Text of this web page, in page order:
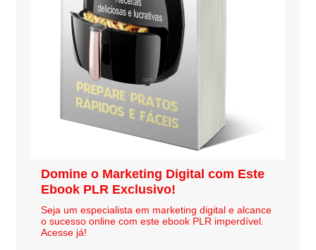
Domine o Marketing Digital com Este
Ebook PLR Exclusivo!
Seja um especialista em marketing digital e alcance
o sucesso online com este ebook PLR imperdível.
Acesse já!